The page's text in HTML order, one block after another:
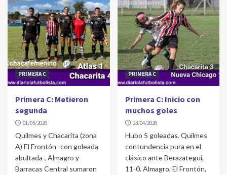
PRIMERA C
Primera C: Metieron
segunda
01/05/2026
Quilmes y Chacarita (zona
A) El Frontón -con goleada
abultada-, Almagro y
Barracas Central sumaron
PRIMERA C
Primera C: Inicio con
muchos goles
23/04/2026
Hubo 5 goleadas. Quilmes
contundencia pura en el
clásico ante Berazategui,
11-0. Almagro, El Frontón,